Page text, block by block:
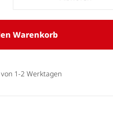
Warenkorb
1-2 Werktagen